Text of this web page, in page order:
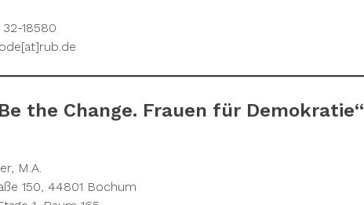
32-18580
the Change. Frauen für Demokratie“
M.A.
150, 44801 Bochum